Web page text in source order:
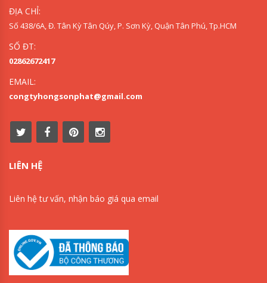
ĐỊA CHỈ:
Số 438/6A, Đ. Tân Kỳ Tân Qúy, P. Sơn Kỳ, Quận Tân Phú, Tp.HCM
SỐ ĐT:
02862672417
EMAIL:
congtyhongsonphat@gmail.com
LIÊN HỆ
Liên hệ tư vấn, nhận báo giá qua email